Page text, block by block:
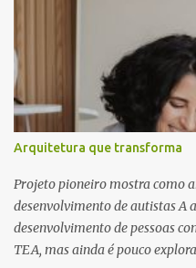
como um sinal de escassez,
comportamento e a saúde
hipnoterapeuta Renê
base em mecanismos
longo de milhões de anos para
ciclos como o dia e a noite e as
temperatura cai, ele entende
como se estivesse se
recursos”, explica. Esse
Arquitetura que transforma
Projeto pioneiro mostra como
desenvolvimento de autistas A
desenvolvimento de pessoas
TEA, mas ainda é pouco